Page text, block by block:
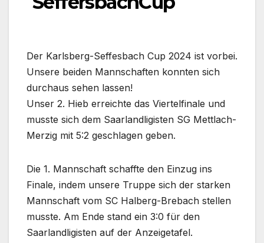
Der Karlsberg-Seffesbach Cup 2024 ist vorbei.
Unsere beiden Mannschaften konnten sich
durchaus sehen lassen!
Unser 2. Hieb erreichte das Viertelfinale und
musste sich dem Saarlandligisten SG Mettlach-
Merzig mit 5:2 geschlagen geben.
Die 1. Mannschaft schaffte den Einzug ins
Finale, indem unsere Truppe sich der starken
Mannschaft vom SC Halberg-Brebach stellen
musste. Am Ende stand ein 3:0 für den
Saarlandligisten auf der Anzeigetafel.